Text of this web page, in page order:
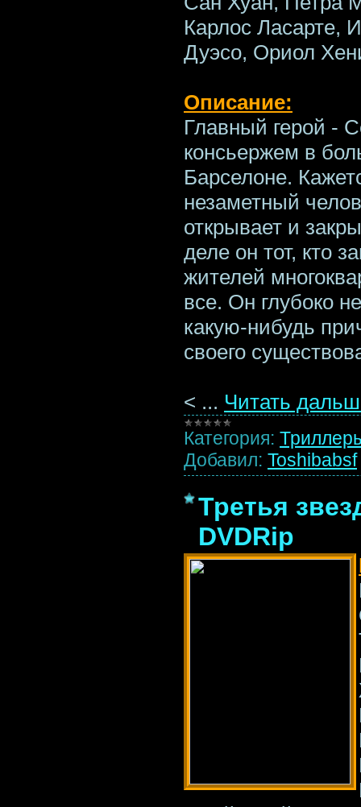
Карлос Ласарте,
Дуэсо, Ориол
Описание:
Главный герой -
консьержем в
Барселоне.
незаметный
открывает и
деле он тот, кто
жителей
все. Он глубоко
какую-нибудь
своего
< ... Читать
Категория:
Добавил: Toshibabsf
Третья
DVDRip